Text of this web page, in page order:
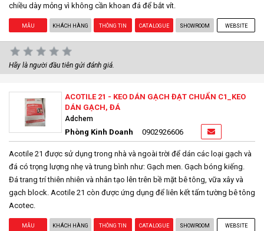
chiều dày mỏng vì không cần khoan đá để bắt vít.
MẪU KHÁCH HÀNG THÔNG TIN CATALOGUE SHOWROOM WEBSITE
Hãy là người đầu tiên gửi đánh giá.
ACOTILE 21 - KEO DÁN GẠCH ĐẠT CHUẨN C1_KEO
DÁN GẠCH, ĐÁ
Adchem
Phòng Kinh Doanh 0902926606
Acotile 21 được sử dụng trong nhà và ngoài trời để dán các loại gạch và
đá có trọng lượng nhẹ và trung bình như: Gạch men. Gạch bóng kiếng.
Đá trang trí thiên nhiên và nhân tạo lên trên bề mặt bê tông, vữa xây và
gạch block. Acotile 21 còn được ứng dụng để liên kết tấm tường bê tông
Acotec.
MẪU KHÁCH HÀNG THÔNG TIN CATALOGUE SHOWROOM WEBSITE